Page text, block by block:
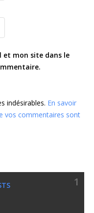
et mon site dans le
indésirables. En savoir
vos commentaires sont
1